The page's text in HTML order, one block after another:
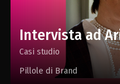
Intervista ad
Casi studio
Pillole di Brand